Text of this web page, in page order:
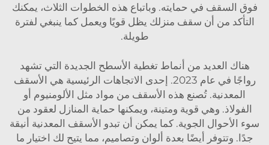
فوق السقف في حمايته. وباتباع هذه الخطوات الثلاث، يمكنك
التأكد من أن سقف منزلك يظل قويًا ويعمل كما ينبغي لفترة
طويلة.
هناك العديد من أنماط تغطية الأسطح الجديدة التي تشهد
رواجًا في عام 2023. إحدى الاتجاهات الرئيسية هي الأسقف
المعدنية. تُصنع هذه الأسقف من مواد مثل الألومنيوم أو
الفولاذ. وهي قوية ومتينة، ويمكنها حماية المنازل لعقود من
سوء الأحوال الجوية. كما يمكن أن تبدو الأسقف المعدنية أنيقة
جدًا. وتتوفر أيضًا بعدة ألوان وتصاميم، مما يتيح لك اختيار ما